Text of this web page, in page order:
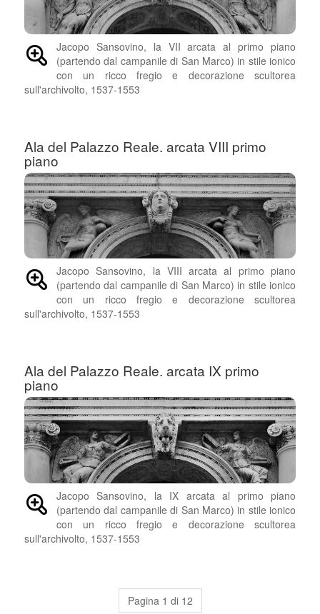
Jacopo Sansovino, la VII arcata al primo piano
(partendo dal campanile di San Marco) in stile ionico
con un ricco fregio e decorazione scultorea
sull'archivolto, 1537-1553
Ala del Palazzo Reale. arcata VIII primo
piano
Jacopo Sansovino, la VIII arcata al primo piano
(partendo dal campanile di San Marco) in stile ionico
con un ricco fregio e decorazione scultorea
sull'archivolto, 1537-1553
Ala del Palazzo Reale. arcata IX primo
piano
Jacopo Sansovino, la IX arcata al primo piano
(partendo dal campanile di San Marco) in stile ionico
con un ricco fregio e decorazione scultorea
sull'archivolto, 1537-1553
Pagina 1 di 12